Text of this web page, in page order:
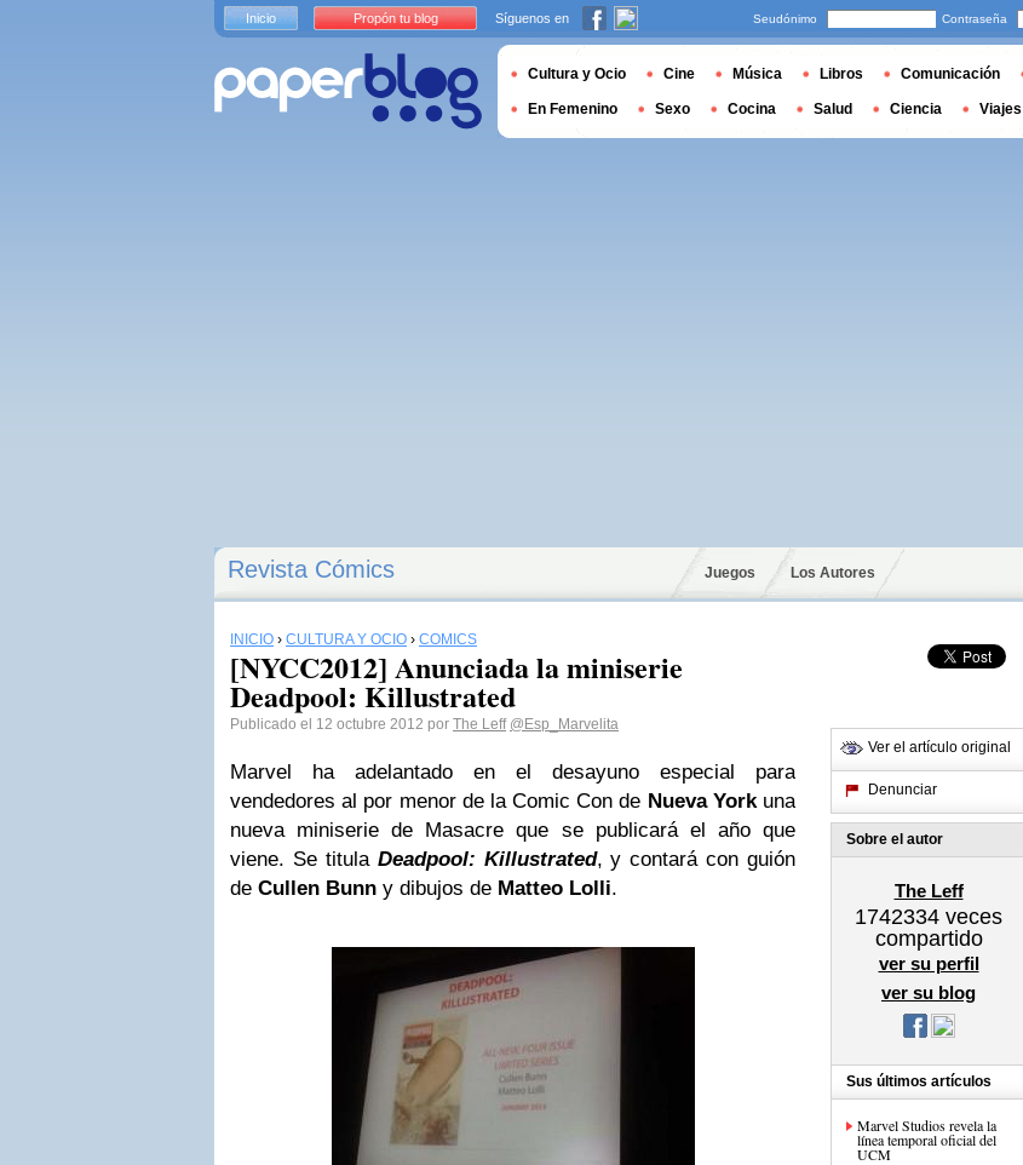
Revista Cómics Juegos Los Autores
INICIO › CULTURA Y OCIO › CÓMICS
[NYCC2012] Anunciada la miniserie
Deadpool: Killustrated
Publicado el 12 octubre 2012 por The Leff @Esp_Marvelita
Marvel ha adelantado en el desayuno especial para
vendedores al por menor de la Comic Con de Nueva Yorkuna
nueva miniserie de Masacre que se publicará el año que
viene. Se titula Deadpool: Killustrated, y contará con guión
de Cullen Bunn y dibujos de Matteo Lolli.
Ver el artículo original
Denunciar
Sobre el autor
The Leff
1742334 veces
compartido
ver su perfil
ver su blog
Sus últimos artículos
Marvel Studios revela la
línea temporal oficial del
UCM
Inicio Propón tu blog Síguenos en Seudónimo Contraseña
Cultura y Ocio Cine Música Libros Comunicación
En Femenino Sexo Cocina Salud Ciencia Viajes